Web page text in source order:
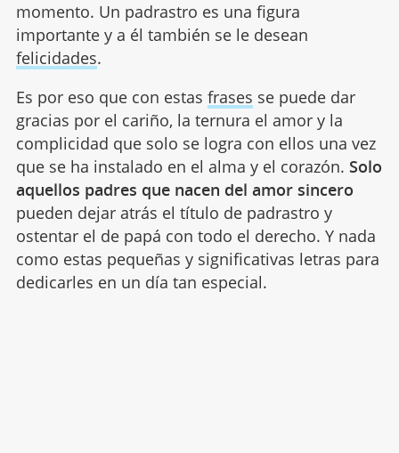
momento. Un padrastro es una figura
importante y a él también se le desean
felicidades.
Es por eso que con estas frases se puede dar
gracias por el cariño, la ternura el amor y la
complicidad que solo se logra con ellos una vez
que se ha instalado en el alma y el corazón. Solo
aquellos padres que nacen del amor sincero
pueden dejar atrás el título de padrastro y
ostentar el de papá con todo el derecho. Y nada
como estas pequeñas y significativas letras para
dedicarles en un día tan especial.